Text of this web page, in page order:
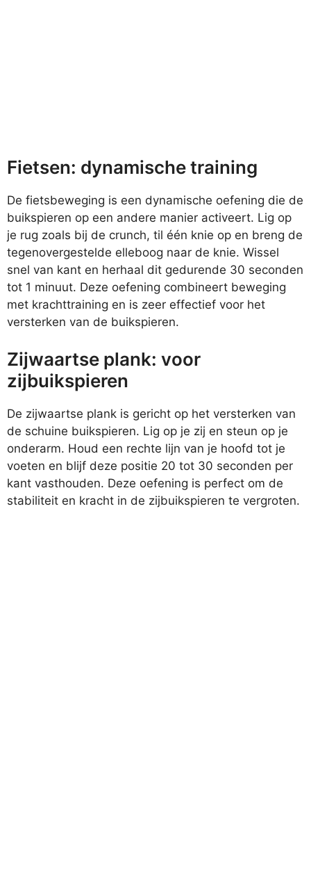
Fietsen: dynamische training
De fietsbeweging is een dynamische oefening die de
buikspieren op een andere manier activeert. Lig op
je rug zoals bij de crunch, til één knie op en breng de
tegenovergestelde elleboog naar de knie. Wissel
snel van kant en herhaal dit gedurende 30 seconden
tot 1 minuut. Deze oefening combineert beweging
met krachttraining en is zeer effectief voor het
versterken van de buikspieren.
Zijwaartse plank: voor
zijbuikspieren
De zijwaartse plank is gericht op het versterken van
de schuine buikspieren. Lig op je zij en steun op je
onderarm. Houd een rechte lijn van je hoofd tot je
voeten en blijf deze positie 20 tot 30 seconden per
kant vasthouden. Deze oefening is perfect om de
stabiliteit en kracht in de zijbuikspieren te vergroten.